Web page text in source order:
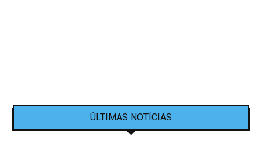
ÚLTIMAS NOTÍCIAS